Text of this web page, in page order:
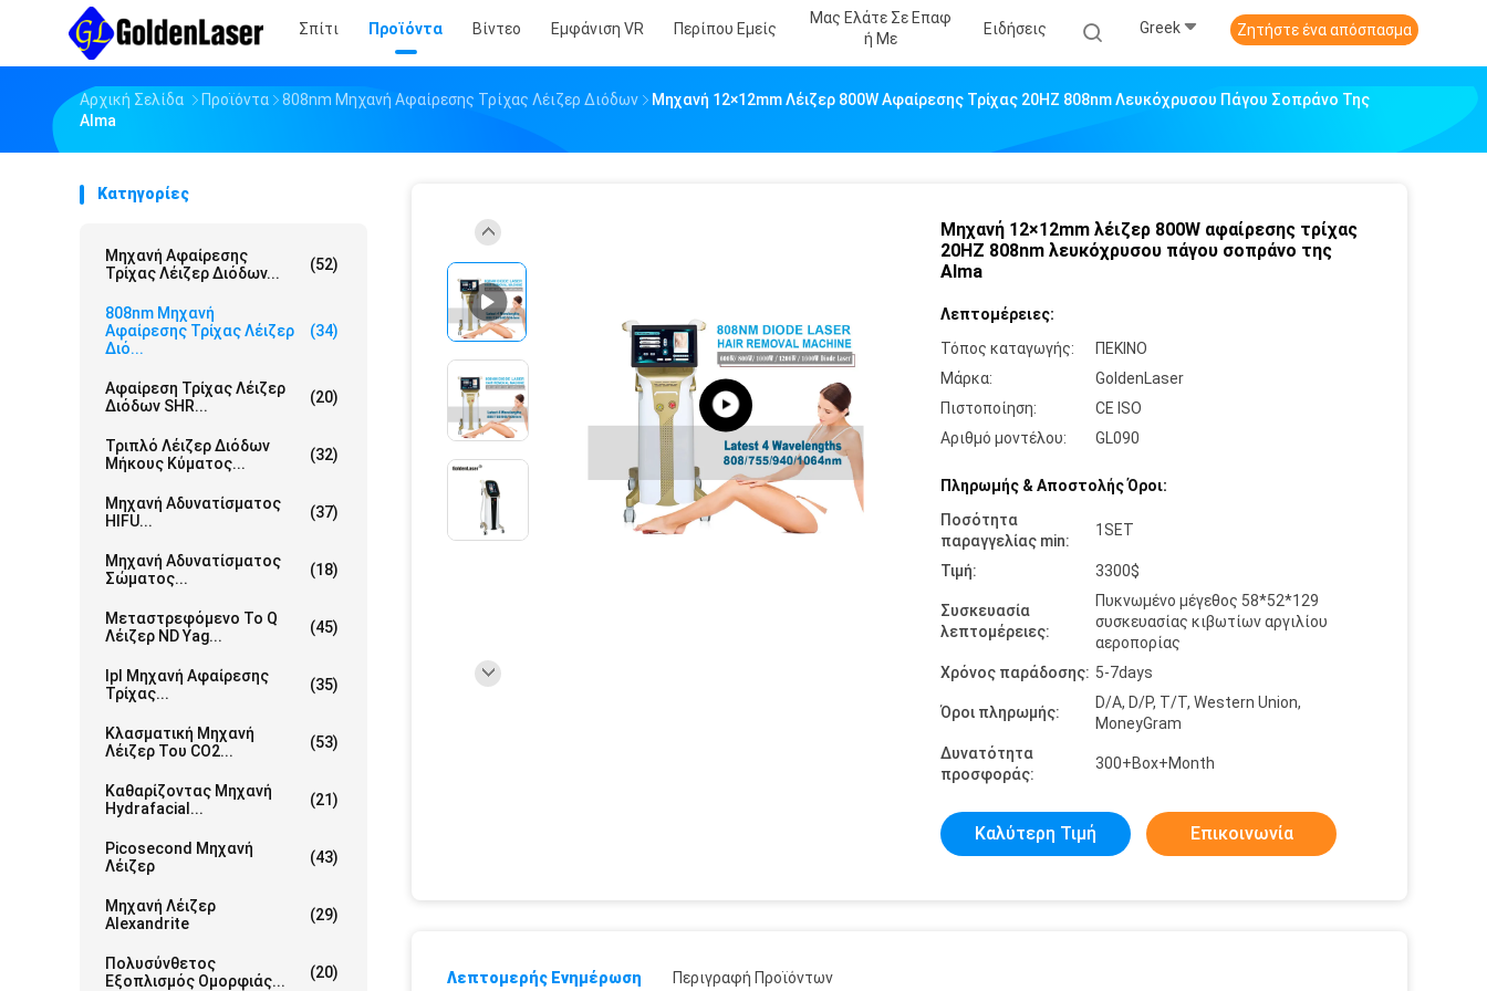
Σπίτι Προϊόντα Βίντεο Εμφάνιση VR Περίπου Εμείς
Μας Ελάτε Σε Επαφ
Ή Με
Ειδήσεις Greek Ζητήστε ένα απόσπασμα
Αρχική Σελίδα Προϊόντα 808nm Μηχανή Αφαίρεσης Τρίχας Λέιζερ Διόδων
Μηχανή 12×12mm Λέιζερ 800W Αφαίρεσης Τρίχας 20HZ 808nm Λευκόχρυσου Πάγου Σοπράνο Της
Alma
Κατηγορίες
Μηχανή Αφαίρεσης
Τρίχας Λέιζερ Διόδων...
(52)
808nm Μηχανή
Αφαίρεσης Τρίχας Λέιζερ
Διό...
(34)
Αφαίρεση Τρίχας Λέιζερ
Διόδων SHR...
(20)
Τριπλό Λέιζερ Διόδων
Μήκους Κύματος...
(32)
Μηχανή Αδυνατίσματος
HIFU...
(37)
Μηχανή Αδυνατίσματος
Σώματος...
(18)
Μεταστρεφόμενο Το Q
Λέιζερ ND Yag...
(45)
Ipl Μηχανή Αφαίρεσης
Τρίχας...
(35)
Κλασματική Μηχανή
Λέιζερ Του CO2...
(53)
Καθαρίζοντας Μηχανή
Hydrafacial...
(21)
Picosecond Μηχανή
Λέιζερ
(43)
Μηχανή Λέιζερ
Alexandrite
(29)
Πολυσύνθετος
Εξοπλισμός Ομορφιάς...
(20)
Μηχανή 12×12mm λέιζερ 800W αφαίρεσης τρίχας
20HZ 808nm λευκόχρυσου πάγου σοπράνο της
Alma
Λεπτομέρειες:
Τόπος καταγωγής:
ΠΕΚΙΝΟ
Μάρκα:
GoldenLaser
Πιστοποίηση:
CE ISO
Αριθμό μοντέλου:
GL090
Πληρωμής & Αποστολής Όροι:
Ποσότητα
παραγγελίας min:
1SET
Τιμή: 3300$
Συσκευασία
λεπτομέρειες:
Πυκνωμένο μέγεθος 58*52*129
συσκευασίας κιβωτίων αργιλίου
αεροπορίας
Χρόνος παράδοσης: 5-7days
Όροι πληρωμής:
D/A, D/P, T/T, Western Union,
MoneyGram
Δυνατότητα
προσφοράς:
300+Box+Month
Καλύτερη Τιμή Επικοινωνία
Λεπτομερής Ενημέρωση Περιγραφή Προϊόντων